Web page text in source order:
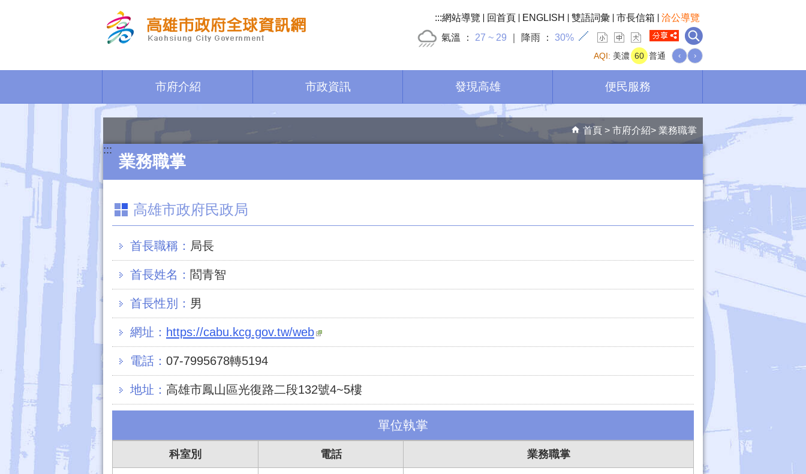
:::網站導覽 回首頁 ENGLISH 雙語詞彙 市長信箱
洽公導覽
氣溫
27 ~ 29 降雨 30%
AQI: 美濃 60 普通 ‹ ›
市府介紹 市政資訊 發現高雄 便民服務
:::
首頁 市府介紹 業務職掌
業務職掌
高雄市政府民政局
首長職稱： 局長
首長姓名： 閻青智
首長性別： 男
網址： https://cabu.kcg.gov.tw/web
電話： 07-7995678轉5194
地址： 高雄市鳳山區光復路二段132號4~5樓
單位執掌
科室別 電話 業務職掌